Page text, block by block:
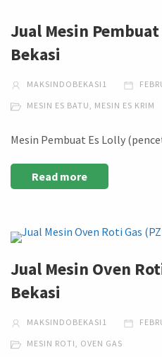
Jual Mesin
Bekasi
MAKSINDOBEKASI1
MESIN ES BATU, MESIN ES KRIM
Mesin Pembuat Es Lolly
Read more
Jual Mesin Oven
Bekasi
MAKSINDOBEKASI1
MESIN ROTI, OVEN GAS